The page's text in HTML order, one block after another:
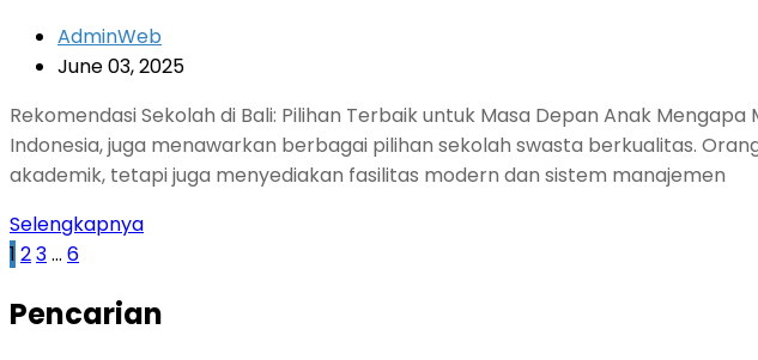
AdminWeb
June 03, 2025
Rekomendasi Sekolah di Bali: Pilihan Terbaik untuk Masa Depan Anak
Indonesia, juga menawarkan berbagai pilihan sekolah swasta berkualitas.
akademik, tetapi juga menyediakan fasilitas modern dan sistem manajemen
Selengkapnya
1 23… 6
Pencarian